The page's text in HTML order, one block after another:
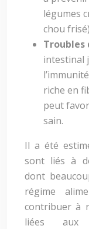
légumes
chou
intestinal
riche en
peut
sain.
Il a été
sont liés à
dont
régime
contribuer à
liées aux